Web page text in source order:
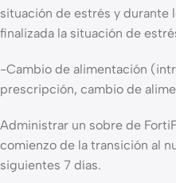
situación de estrés y durante
finalizada la situación de
-Cambio de alimentación
prescripción, cambio de
Administrar un sobre de
comienzo de la transición al
siguientes 7 días.